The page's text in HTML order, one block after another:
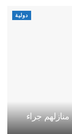
دولية
شخص من منازلهم جراء